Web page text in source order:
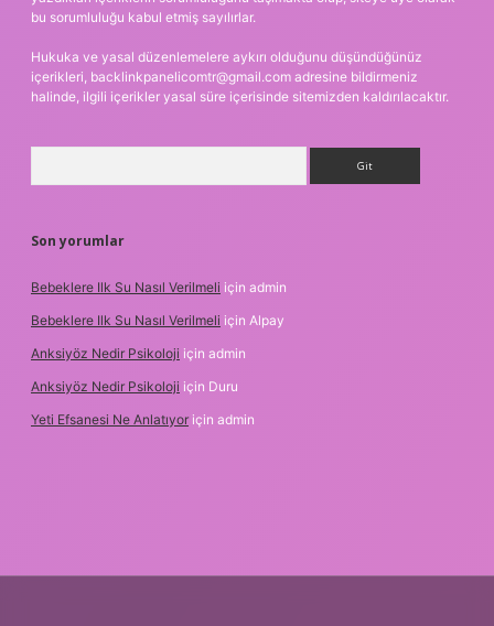
bu sorumluluğu kabul etmiş sayılırlar.
Hukuka ve yasal düzenlemelere aykırı olduğunu düşündüğünüz
içerikleri, backlinkpanelicomtr@gmail.com adresine bildirmeniz
halinde, ilgili içerikler yasal süre içerisinde sitemizden kaldırılacaktır.
Son yorumlar
Bebeklere Ilk Su Nasıl Verilmeli için admin
Bebeklere Ilk Su Nasıl Verilmeli için Alpay
Anksiyöz Nedir Psikoloji için admin
Anksiyöz Nedir Psikoloji için Duru
Yeti Efsanesi Ne Anlatıyor için admin